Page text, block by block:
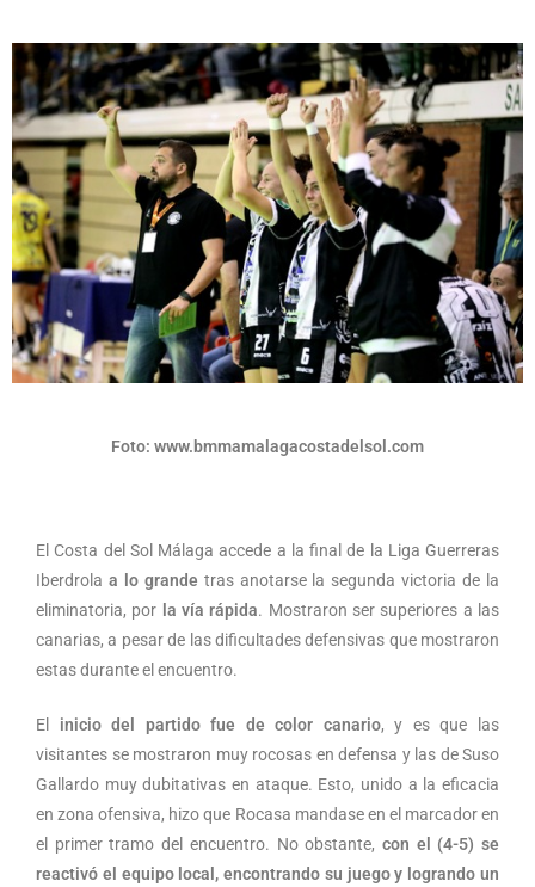
Foto: www.bmmamalagacostadelsol.com
El Costa del Sol Málaga accede a la final de la Liga Guerreras
Iberdrola a lo grande tras anotarse la segunda victoria de la
eliminatoria, por la vía rápida. Mostraron ser superiores a las
canarias, a pesar de las dificultades defensivas que mostraron
estas durante el encuentro.
El inicio del partido fue de color canario, y es que las
visitantes se mostraron muy rocosas en defensa y las de Suso
Gallardo muy dubitativas en ataque. Esto, unido a la eficacia
en zona ofensiva, hizo que Rocasa mandase en el marcador en
el primer tramo del encuentro. No obstante, con el (4-5) se
reactivó el equipo local, encontrando su juego y logrando un